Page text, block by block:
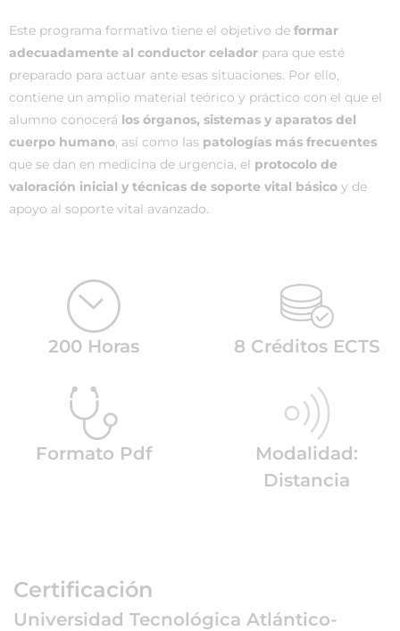
Este programa formativo tiene el objetivo de formar
adecuadamente al conductor celador para que esté
preparado para actuar ante esas situaciones. Por ello,
contiene un amplio material teórico y práctico con el que el
alumno conocerá los órganos, sistemas y aparatos del
cuerpo humano, así como las patologías más frecuentes
que se dan en medicina de urgencia, el protocolo de
valoración inicial y técnicas de soporte vital básico y de
apoyo al soporte vital avanzado.
200 Horas 8 Créditos ECTS
Formato Pdf
Modalidad:
Distancia
Certificación
Universidad Tecnológica Atlántico-